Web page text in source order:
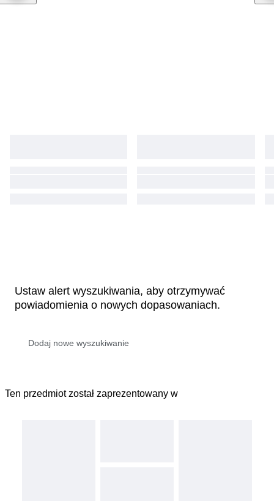
Ustaw alert wyszukiwania, aby otrzymywać
powiadomienia o nowych dopasowaniach.
Ten przedmiot został zaprezentowany w